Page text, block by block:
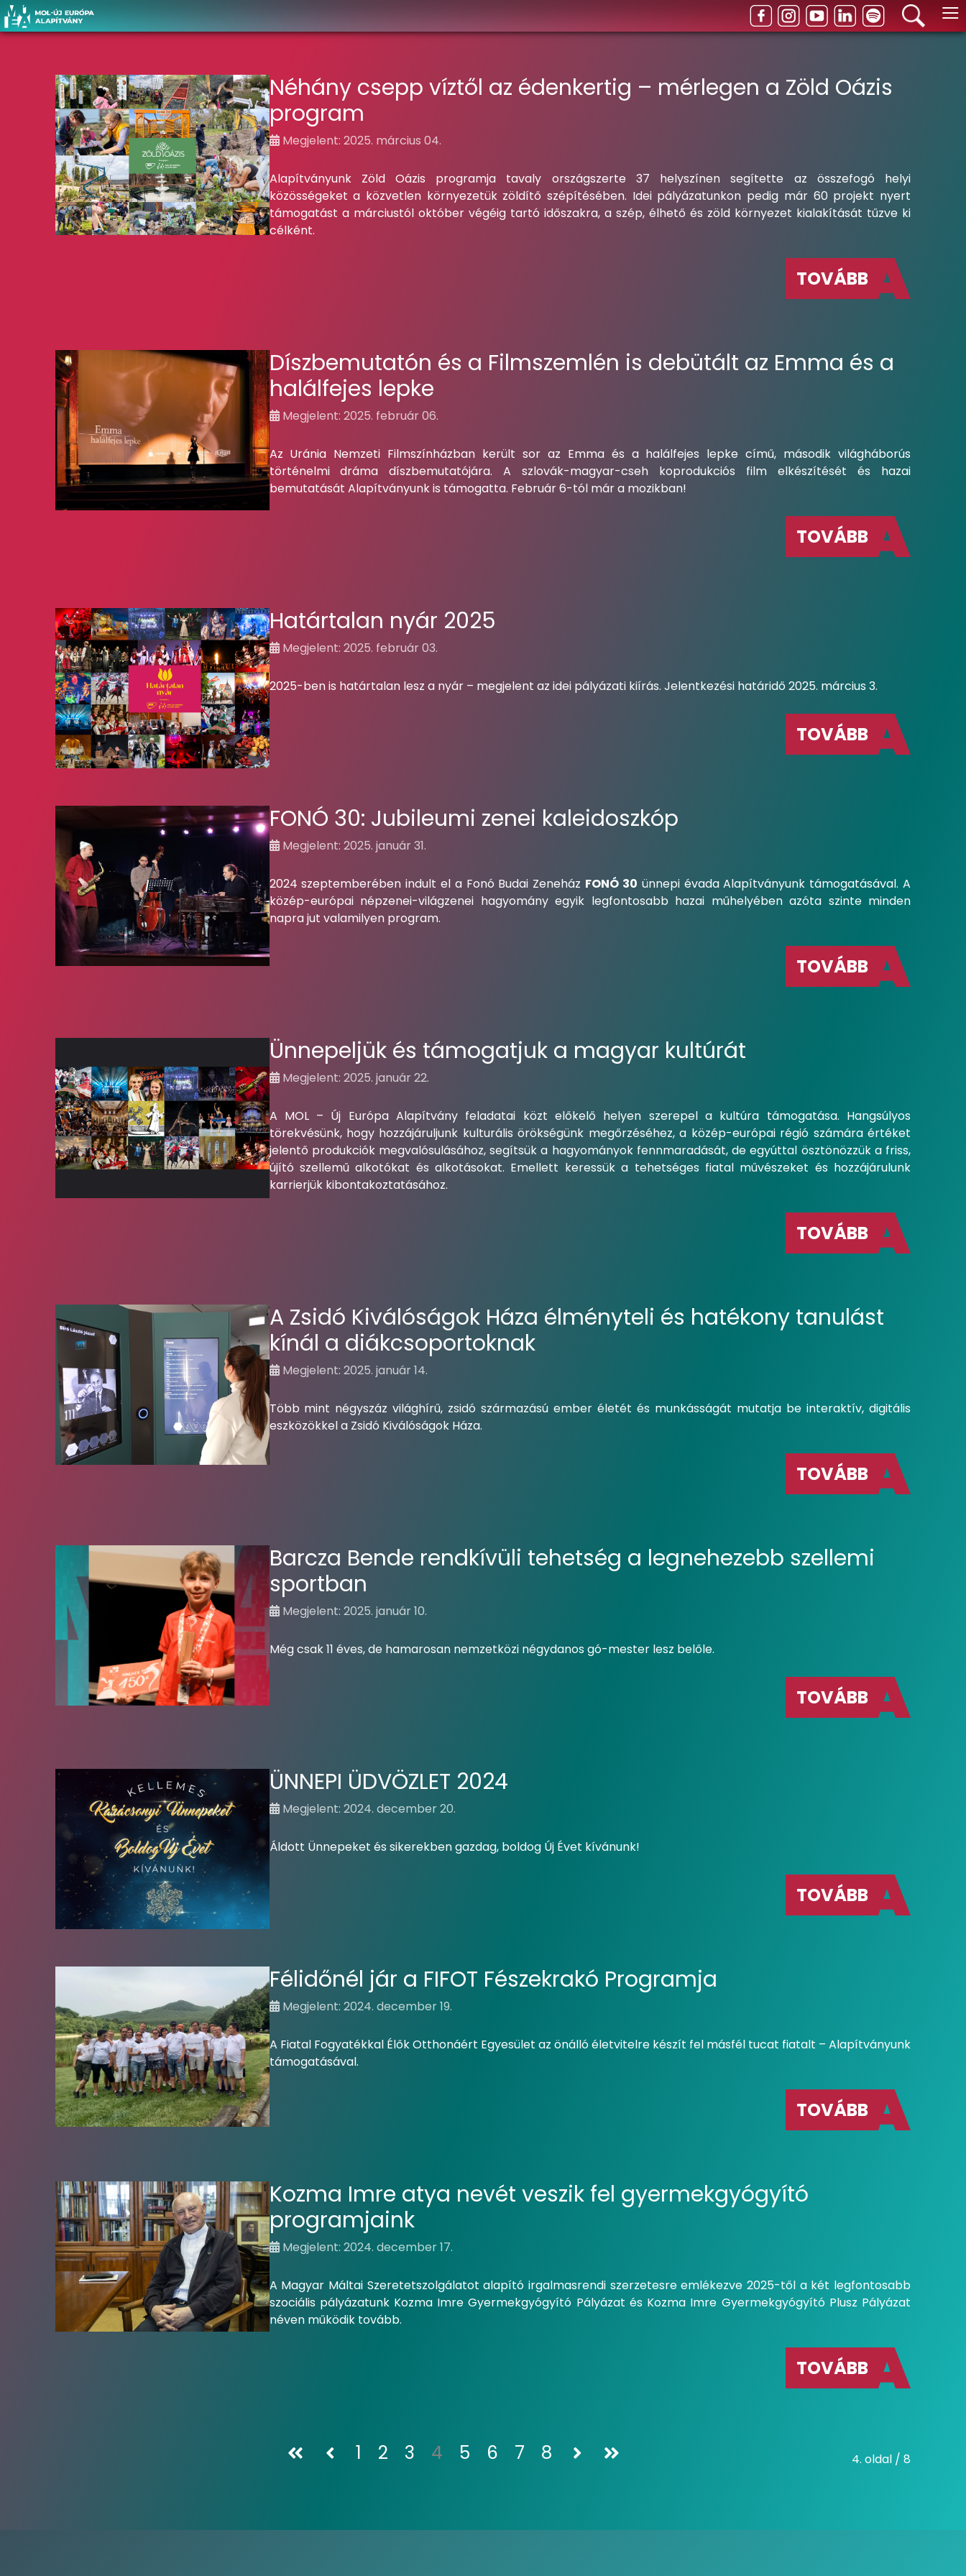
≡
Néhány csepp víztől az édenkertig – mérlegen a Zöld Oázis
program
Megjelent: 2025. március 04.
Alapítványunk Zöld Oázis programja tavaly országszerte 37 helyszínen segítette az összefogó helyi
közösségeket a közvetlen környezetük zöldítő szépítésében. Idei pályázatunkon pedig már 60 projekt nyert
támogatást a márciustól október végéig tartó időszakra, a szép, élhető és zöld környezet kialakítását tűzve ki
célként.
TOVÁBB
Díszbemutatón és a Filmszemlén is debütált az Emma és a
halálfejes lepke
Megjelent: 2025. február 06.
Az Uránia Nemzeti Filmszínházban került sor az Emma és a halálfejes lepke című, második világháborús
történelmi dráma díszbemutatójára. A szlovák-magyar-cseh koprodukciós film elkészítését és hazai
bemutatását Alapítványunk is támogatta. Február 6-tól már a mozikban!
TOVÁBB
Határtalan nyár 2025
Megjelent: 2025. február 03.
2025-ben is határtalan lesz a nyár – megjelent az idei pályázati kiírás. Jelentkezési határidő 2025. március 3.
TOVÁBB
FONÓ 30: Jubileumi zenei kaleidoszkóp
Megjelent: 2025. január 31.
2024 szeptemberében indult el a Fonó Budai Zeneház FONÓ 30 ünnepi évada Alapítványunk támogatásával. A
közép-európai népzenei-világzenei hagyomány egyik legfontosabb hazai műhelyében azóta szinte minden
napra jut valamilyen program.
TOVÁBB
Ünnepeljük és támogatjuk a magyar kultúrát
Megjelent: 2025. január 22.
A MOL – Új Európa Alapítvány feladatai közt előkelő helyen szerepel a kultúra támogatása. Hangsúlyos
törekvésünk, hogy hozzájáruljunk kulturális örökségünk megőrzéséhez, a közép-európai régió számára értéket
jelentő produkciók megvalósulásához, segítsük a hagyományok fennmaradását, de egyúttal ösztönözzük a friss,
újító szellemű alkotókat és alkotásokat. Emellett keressük a tehetséges fiatal művészeket és hozzájárulunk
karrierjük kibontakoztatásához.
TOVÁBB
A Zsidó Kiválóságok Háza élményteli és hatékony tanulást
kínál a diákcsoportoknak
Megjelent: 2025. január 14.
Több mint négyszáz világhírű, zsidó származású ember életét és munkásságát mutatja be interaktív, digitális
eszközökkel a Zsidó Kiválóságok Háza.
TOVÁBB
Barcza Bende rendkívüli tehetség a legnehezebb szellemi
sportban
Megjelent: 2025. január 10.
Még csak 11 éves, de hamarosan nemzetközi négydanos gó-mester lesz belőle.
TOVÁBB
ÜNNEPI ÜDVÖZLET 2024
Megjelent: 2024. december 20.
Áldott Ünnepeket és sikerekben gazdag, boldog Új Évet kívánunk!
TOVÁBB
Félidőnél jár a FIFOT Fészekrakó Programja
Megjelent: 2024. december 19.
A Fiatal Fogyatékkal Élők Otthonáért Egyesület az önálló életvitelre készít fel másfél tucat fiatalt – Alapítványunk
támogatásával.
TOVÁBB
Kozma Imre atya nevét veszik fel gyermekgyógyító
programjaink
Megjelent: 2024. december 17.
A Magyar Máltai Szeretetszolgálatot alapító irgalmasrendi szerzetesre emlékezve 2025-től a két legfontosabb
szociális pályázatunk Kozma Imre Gyermekgyógyító Pályázat és Kozma Imre Gyermekgyógyító Plusz Pályázat
néven működik tovább.
TOVÁBB
4. oldal / 8
1 2 3 4 5 6 7 8